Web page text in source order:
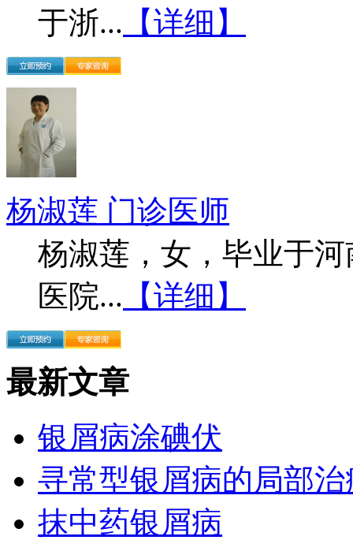
于浙... 【详细】
杨淑莲 门诊医师
杨淑莲，女，毕业于
医院... 【详细】
最新文章
银屑病涂碘伏
寻常型银屑病的局部治
抹中药银屑病